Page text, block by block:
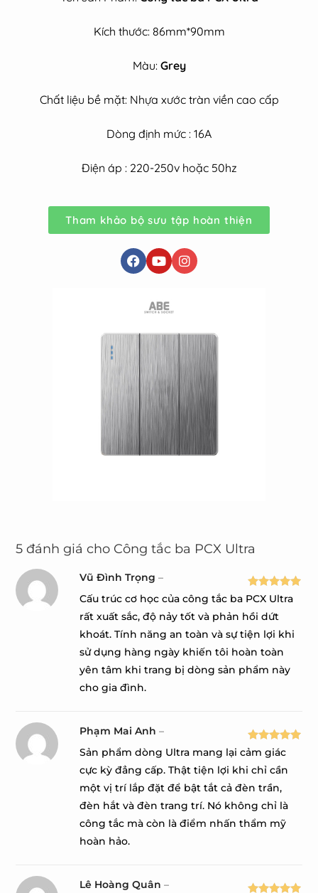
Kích thước: 86mm*90mm
Màu:Grey
Chất liệu bề mặt: Nhựa xước tràn viền cao cấp
Dòng định mức : 16A
Điện áp : 220-250v hoặc 50hz
Tham khảo bộ sưu tập hoàn thiện
5 đánh giá cho Công tắc ba PCX Ultra
Được xếp
hạng55
sao
Vũ Đình Trọng–
Cấu trúc cơ học của công tắc ba PCX Ultra
rất xuất sắc, độ nảy tốt và phản hồi dứt
khoát. Tính năng an toàn và sự tiện lợi khi
sử dụng hàng ngày khiến tôi hoàn toàn
yên tâm khi trang bị dòng sản phẩm này
cho gia đình.
Được xếp
hạng 5 5
Phạm Mai Anh–
Sản phẩm dòng Ultra mang lại cảm giác
cực kỳ đẳng cấp. Thật tiện lợi khi chỉ cần
một vị trí lắp đặt để bật tắt cả đèn trần,
đèn hắt và đèn trang trí. Nó không chỉ là
công tắc mà còn là điểm nhấn thẩm mỹ
hoàn hảo.
Lê Hoàng Quân–